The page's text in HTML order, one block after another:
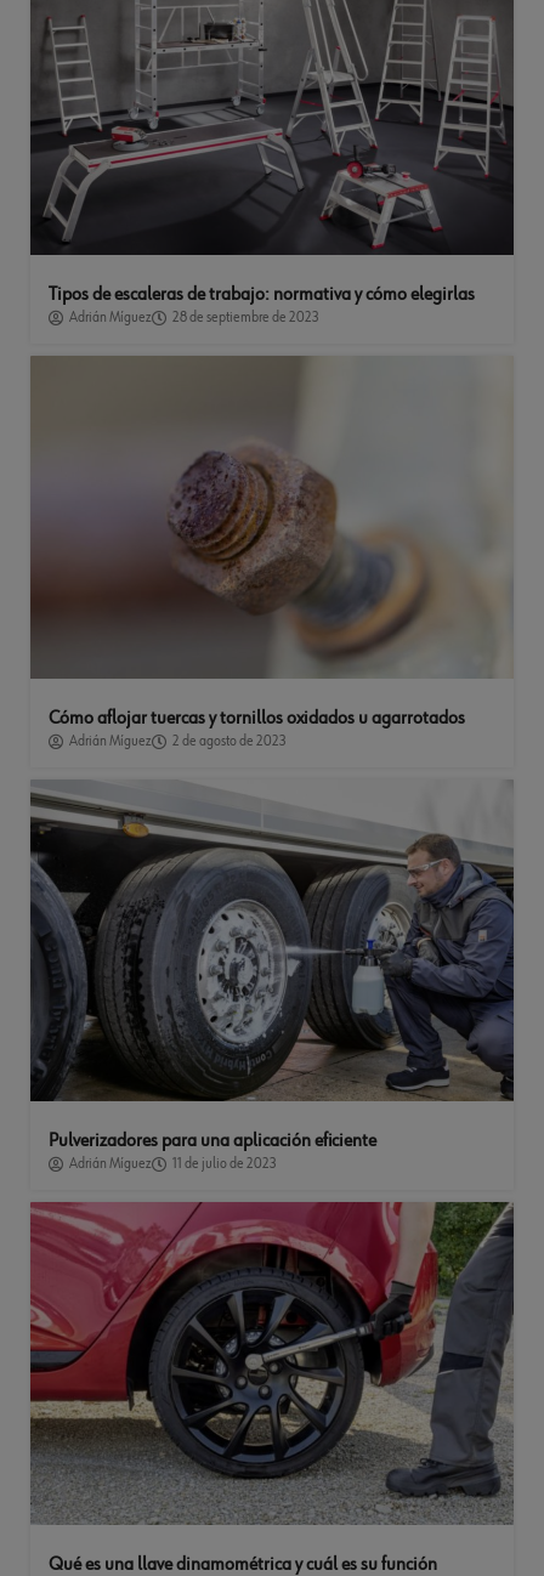
Tipos de escaleras de trabajo: normativa y cómo elegirlas
Adrián Míguez 28 de septiembre de 2023
Cómo aflojar tuercas y tornillos oxidados u agarrotados
Adrián Míguez 2 de agosto de 2023
Pulverizadores para una aplicación eficiente
Adrián Míguez 11 de julio de 2023
Qué es una llave dinamométrica y cuál es su función